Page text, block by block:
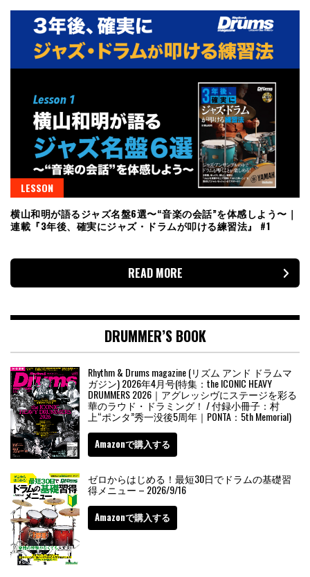
LESSON
横山和明が語るジャズ名盤6選〜“音楽の会話”を体感しよう〜｜
連載『3年後、確実にジャズ・ドラムが叩ける練習法』 #1
READ MORE
DRUMMER’S BOOK
Rhythm & Drums magazine (リズム アンド ドラムマ
ガジン) 2026年4月号(特集：the ICONIC HEAVY
DRUMMERS 2026｜アグレッシヴにステージを彩る
華のラウド・ドラミング！ / 付録小冊子：村
上“ポンタ”秀一没後5周年｜PONTA：5th Memorial)
Amazonで購入する
ゼロからはじめる！最短30日でドラムの基礎習
得メニュー – 2026/9/16
Amazonで購入する